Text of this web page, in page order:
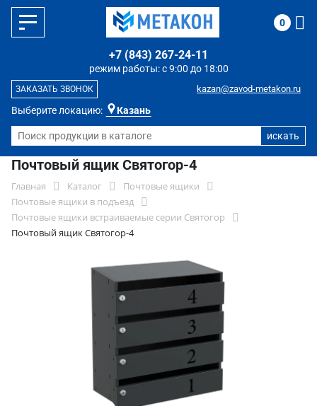
Выберите локацию: Казань
режим работы: с 9:00 до 18:00
+7 (843) 267-24-11
kazan@zavod-metakon.ru
ЗАКАЗАТЬ ЗВОНОК
0
Почтовый ящик Святогор-4
Главная Каталог
Почтовые ящики
Почтовые ящики в подъезд
Почтовые ящики встраиваемые серии Святогор
Почтовый ящик Святогор-4